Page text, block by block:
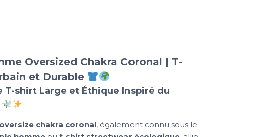
Oversized Chakra Coronal | T-
et Durable
T-shirt Large et Éthique Inspiré du
chakra coronal, également connu sous le